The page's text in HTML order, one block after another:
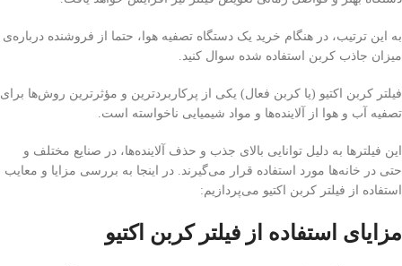
به این ترتیب، در هنگام خرید یک دستگاه تصفیه هوا، حتما از فروشنده درباره‌ی
میزان جاذب کربن استفاده شده سوال کنید.
فیلتر کربن اکتیو (یا کربن فعال) یکی از پرکاربردترین و مؤثرترین روش‌ها برای
تصفیه آب و هوا از آلاینده‌ها و مواد شیمیایی ناخواسته است.
این فیلترها به دلیل توانایی بالای جذب و حذف آلاینده‌ها، در صنایع مختلف و
حتی در خانه‌ها مورد استفاده قرار می‌گیرند. در اینجا به بررسی مزایا و معایب
استفاده از فیلتر کربن اکتیو می‌پردازیم:
مزایای استفاده از فیلتر کربن اکتیو